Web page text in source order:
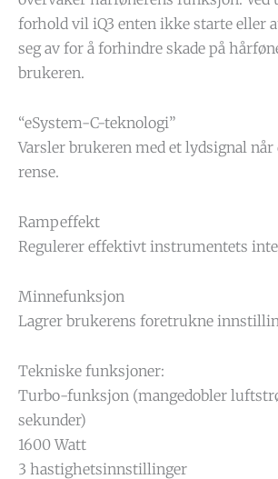
forhold vil iQ3 enten ikke starte eller
seg av for å forhindre skade på
brukeren.
“eSystem-C-teknologi”
Varsler brukeren med et lydsignal når
rense.
Rampeffekt
Regulerer effektivt instrumentets
Minnefunksjon
Lagrer brukerens foretrukne
Tekniske funksjoner:
Turbo-funksjon (mangedobler
sekunder)
1600 Watt
3 hastighetsinnstillinger